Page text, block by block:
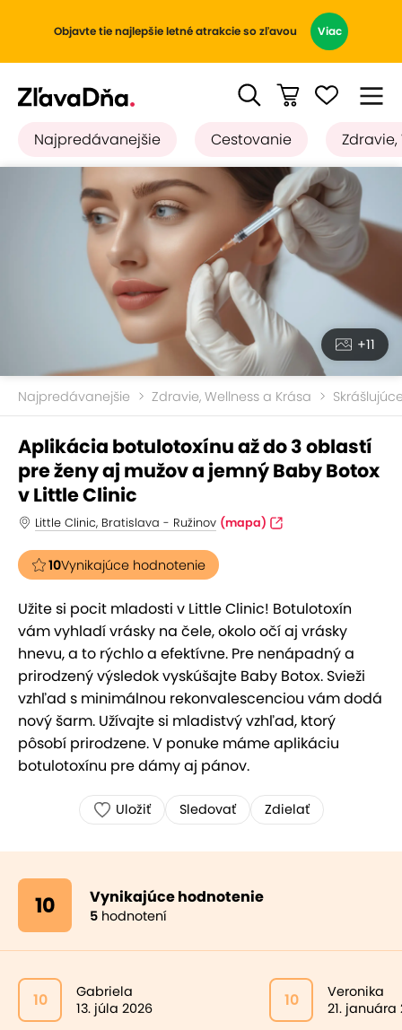
Objavte tie najlepšie letné atrakcie so zľavou Viac
Najpredávanejšie Cestovanie Zdravie,
+11
Najpredávanejšie Zdravie, Wellness a Krása
Aplikácia botulotoxínu až do 3 oblastí
pre ženy aj mužov a jemný Baby Botox
v Little Clinic
Little Clinic, Bratislava - Ružinov (mapa)
10Vynikajúce hodnotenie
Užite si pocit mladosti v Little Clinic! Botulotoxín
vám vyhladí vrásky na čele, okolo očí aj vrásky
hnevu, a to rýchlo a efektívne. Pre nenápadný a
prirodzený výsledok vyskúšajte Baby Botox. Svieži
vzhľad s minimálnou rekonvalescenciou vám dodá
nový šarm. Užívajte si mladistvý vzhľad, ktorý
pôsobí prirodzene. V ponuke máme aplikáciu
botulotoxínu pre dámy aj pánov.
Uložiť Sledovať Zdielať
10 Vynikajúce hodnotenie
5 hodnotení
10
Gabriela
13. júla 2026
10
Veronika
21. januára